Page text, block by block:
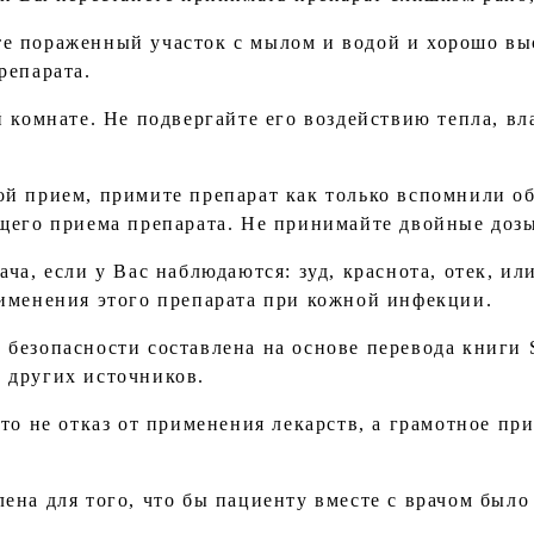
участок с мылом и водой и хорошо
Не подвергайте его воздействию тепла,
прием, примите препарат как только вспомнили
приема препарата. Не принимайте двойные
если у Вас наблюдаются: зуд, краснота, отек,
этого препарата при кожной инфекции.
составлена на основе перевода
источников.
не отказ от применения лекарств, а грамотное
для того, что бы пациенту вместе с врачом было